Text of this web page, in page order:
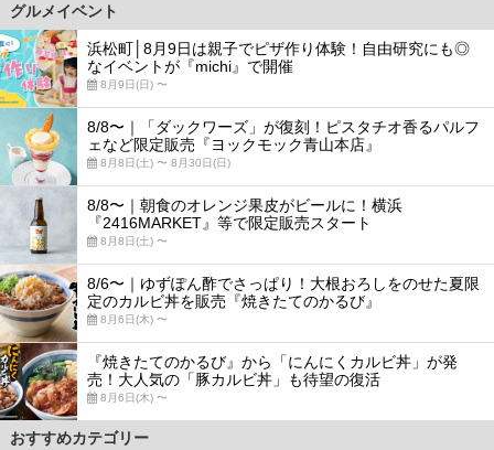
グルメイベント
浜松町│8月9日は親子でピザ作り体験！自由研究にも◎
なイベントが『michi』で開催
8月9日(日) 〜
8/8〜｜「ダックワーズ」が復刻！ピスタチオ香るパルフ
ェなど限定販売『ヨックモック青山本店』
8月8日(土) 〜 8月30日(日)
8/8〜｜朝食のオレンジ果皮がビールに！横浜
『2416MARKET』等で限定販売スタート
8月8日(土) 〜
8/6〜｜ゆずぽん酢でさっぱり！大根おろしをのせた夏限
定のカルビ丼を販売『焼きたてのかるび』
8月6日(木) 〜
『焼きたてのかるび』から「にんにくカルビ丼」が発
売！大人気の「豚カルビ丼」も待望の復活
8月6日(木) 〜
おすすめカテゴリー